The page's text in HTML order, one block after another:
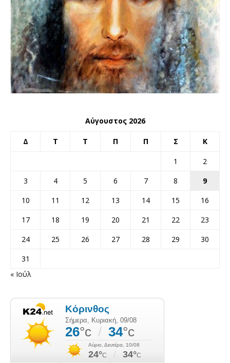
Αύγουστος 2026
Δ Τ Τ Π Π Σ Κ
1
2
3
4 5 6 7 8
9
10
11 12 13 14 15
16
17
18 19 20 21 22
23
24
25 26 27 28 29
30
31
« Ιούλ